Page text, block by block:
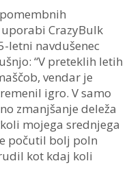
CrazyBulk
letni navdušenec
“V preteklih letih
vendar je
igro. V samo
zmanjšanje deleža
mojega srednjega
počutil bolj poln
kot kdaj koli